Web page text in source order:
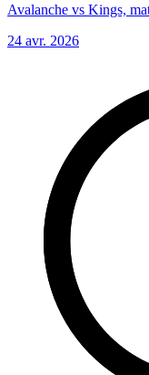
Avalanche vs Kings,
24 avr. 2026